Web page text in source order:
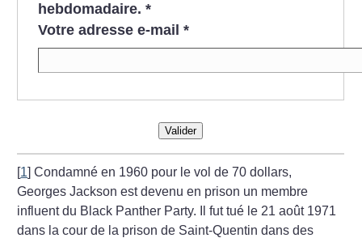
hebdomadaire. *
Votre adresse e-mail *
Valider
[1]Condamné en 1960 pour le vol de 70 dollars,
Georges Jackson est devenu en prison un membre
influent du Black Panther Party. Il fut tué le 21 août 1971
dans la cour de la prison de Saint-Quentin dans des